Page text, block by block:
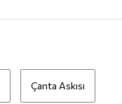
Çanta Askısı